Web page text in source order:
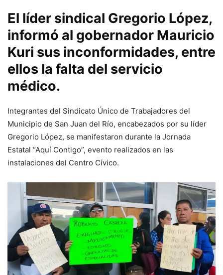
El líder sindical Gregorio López,
informó al gobernador Mauricio
Kuri sus inconformidades, entre
ellos la falta del servicio
médico.
Integrantes del Sindicato Único de Trabajadores del
Municipio de San Juan del Río, encabezados por su líder
Gregorio López, se manifestaron durante la Jornada
Estatal “Aquí Contigo”, evento realizados en las
instalaciones del Centro Cívico.